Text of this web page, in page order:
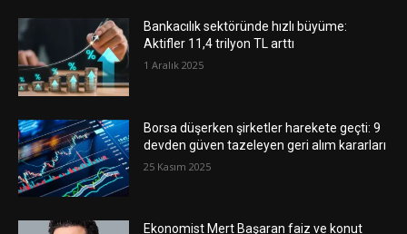
Bankacılık sektöründe hızlı büyüme:
Aktifler 11,4 trilyon TL arttı
1 Aralık 2025
Borsa düşerken şirketler harekete geçti: 9
devden güven tazeleyen geri alım kararları
25 Kasım 2025
Ekonomist Mert Başaran faiz ve konut